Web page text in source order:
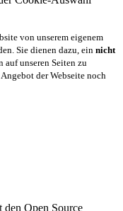
von unserem eigenem
Sie dienen dazu, ein nicht
auf unseren Seiten zu
der Webseite noch
den Open Source